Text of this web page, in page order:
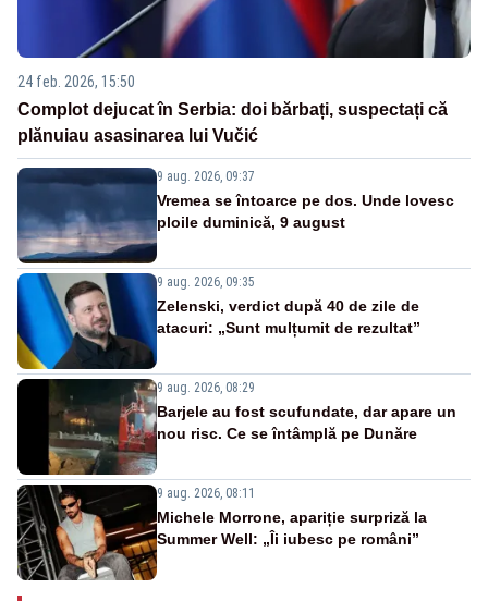
24 feb. 2026, 15:50
Complot dejucat în Serbia: doi bărbați, suspectați că
plănuiau asasinarea lui Vučić
9 aug. 2026, 09:37
Vremea se întoarce pe dos. Unde lovesc
ploile duminică, 9 august
9 aug. 2026, 09:35
Zelenski, verdict după 40 de zile de
atacuri: „Sunt mulțumit de rezultat”
9 aug. 2026, 08:29
Barjele au fost scufundate, dar apare un
nou risc. Ce se întâmplă pe Dunăre
9 aug. 2026, 08:11
Michele Morrone, apariție surpriză la
Summer Well: „Îi iubesc pe români”